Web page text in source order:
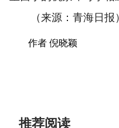
（来源：青海日报）
作者 倪晓颖
推荐阅读